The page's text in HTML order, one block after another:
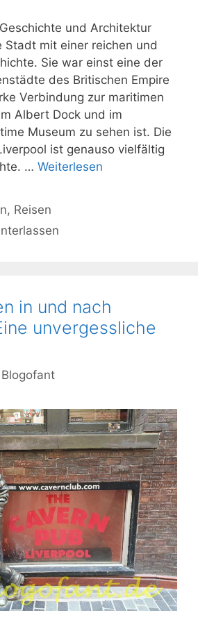
und Architektur
Stadt mit einer reichen und
Sie war einst eine der
des Britischen Empire
Verbindung zur maritimen
Albert Dock und im
Museum zu sehen ist. Die
ist genauso vielfältig
… Weiterlesen
, Reisen
in und nach
unvergessliche
Blogofant